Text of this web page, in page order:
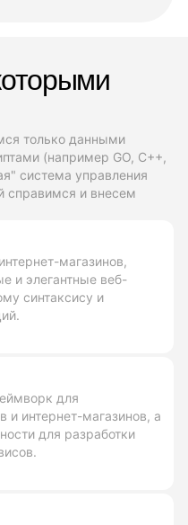
только данными
(например GO, C++,
система управления
справимся и внесем
магазинов,
и элегантные веб-
синтаксису и
для
и интернет-магазинов, а
для разработки